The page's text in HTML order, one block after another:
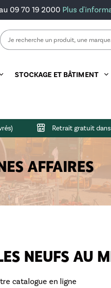
09 70 19 2000 Plus
Rechercher :
essieux Porte-
Porte-
Godet à grappin
Godet à terre
Godet de reprise
Lève-palettes
Barrière de prairie
Barrière de stabulation
Cornadis
Faucheuse arrière
Faucheuse frontale
STOCKAGE ET BÂTIMENT
Cellule intérieure
Container
Silo déplaçable
Silo galva
Combiné de bois
Fagoteuse
Scie & Tapis
Treuil
Retrait gratuit
AFFAIRES
NEUFS AU
catalogue en ligne